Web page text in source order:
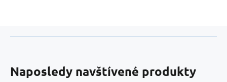
Naposledy navštívené produkty